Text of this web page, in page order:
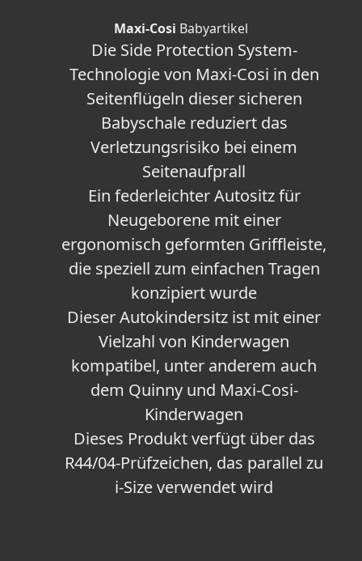
Maxi-Cosi Babyartikel
Die Side Protection System-
Technologie von Maxi-Cosi in den
Seitenflügeln dieser sicheren
Babyschale reduziert das
Verletzungsrisiko bei einem
Seitenaufprall
Ein federleichter Autositz für
Neugeborene mit einer
ergonomisch geformten Griffleiste,
die speziell zum einfachen Tragen
konzipiert wurde
Dieser Autokindersitz ist mit einer
Vielzahl von Kinderwagen
kompatibel, unter anderem auch
dem Quinny und Maxi-Cosi-
Kinderwagen
Dieses Produkt verfügt über das
R44/04-Prüfzeichen, das parallel zu
i-Size verwendet wird